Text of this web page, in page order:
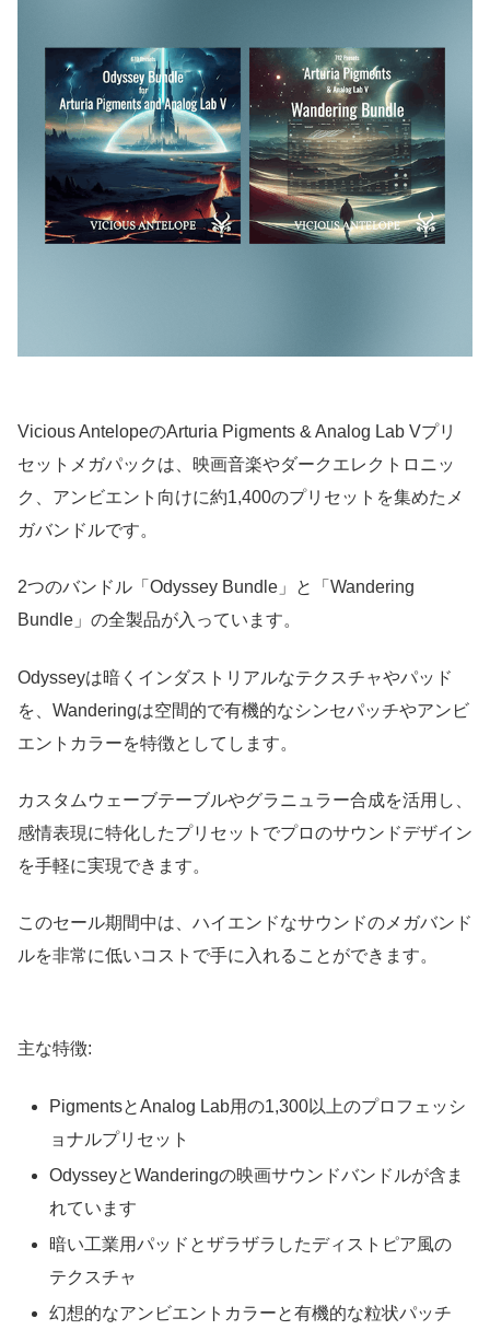
Vicious AntelopeのArturia Pigments & Analog Lab Vプリ
セットメガパックは、映画音楽やダークエレクトロニッ
ク、アンビエント向けに約1,400のプリセットを集めたメ
ガバンドルです。
2つのバンドル「Odyssey Bundle」と「Wandering
Bundle」の全製品が入っています。
Odysseyは暗くインダストリアルなテクスチャやパッド
を、Wanderingは空間的で有機的なシンセパッチやアンビ
エントカラーを特徴としてします。
カスタムウェーブテーブルやグラニュラー合成を活用し、
感情表現に特化したプリセットでプロのサウンドデザイン
を手軽に実現できます。
このセール期間中は、ハイエンドなサウンドのメガバンド
ルを非常に低いコストで手に入れることができます。
主な特徴:
PigmentsとAnalog Lab用の1,300以上のプロフェッシ
ョナルプリセット
OdysseyとWanderingの映画サウンドバンドルが含ま
れています
暗い工業用パッドとザラザラしたディストピア風の
テクスチャ
幻想的なアンビエントカラーと有機的な粒状パッチ